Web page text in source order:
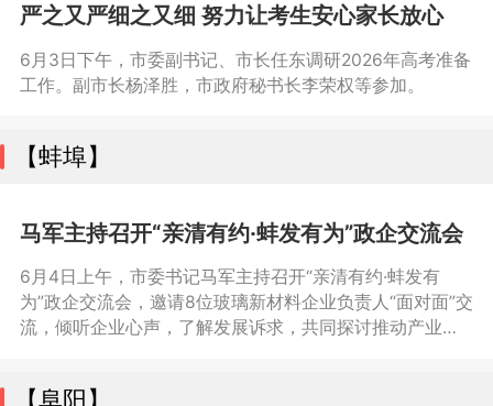
严之又严细之又细 努力让考生安心家长放心
6月3日下午，市委副书记、市长任东调研2026年高考准备
工作。副市长杨泽胜，市政府秘书长李荣权等参加。
【蚌埠】
马军主持召开“亲清有约·蚌发有为”政企交流会
6月4日上午，市委书记马军主持召开“亲清有约·蚌发有
为”政企交流会，邀请8位玻璃新材料企业负责人“面对面”交
流，倾听企业心声，了解发展诉求，共同探讨推动产业转
【阜阳】